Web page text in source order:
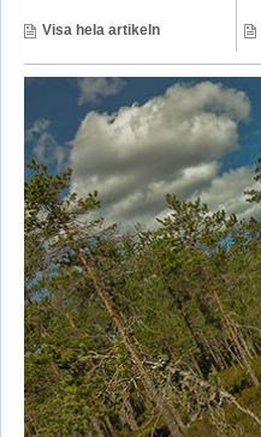
Visa hela artikeln